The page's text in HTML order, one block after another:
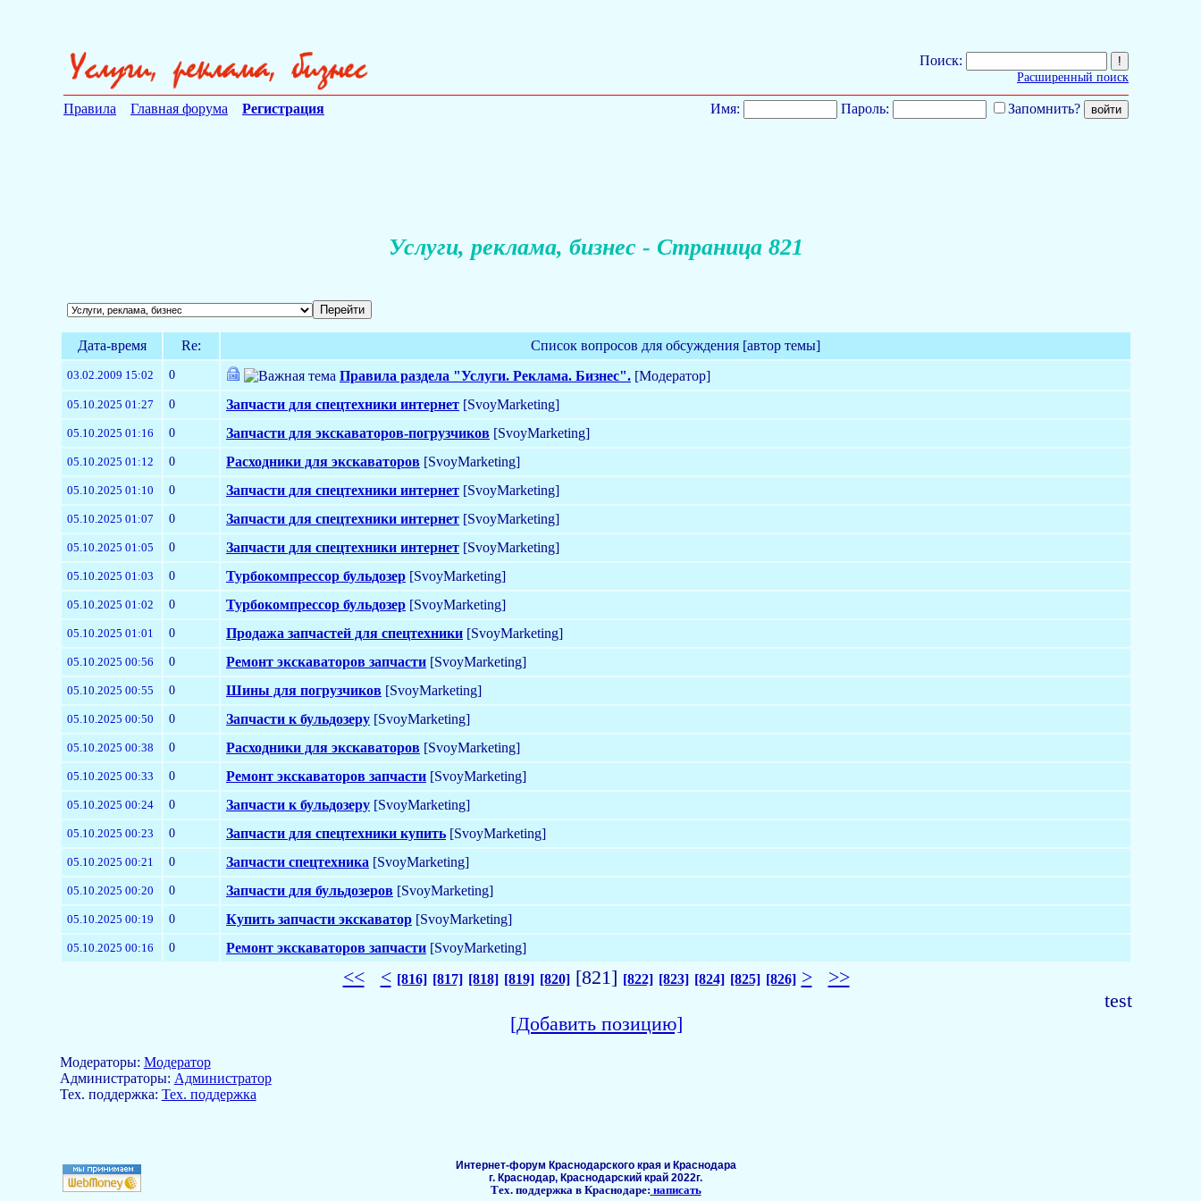
Поиск:
Расширенный поиск
Правила Главная форума Регистрация Имя: Пароль: Запомнить?
Услуги, реклама, бизнес - Страница 821
Дата-время Re: Список вопросов для обсуждения [автор темы]
03.02.2009 15:02 0 Правила раздела "Услуги. Реклама. Бизнес". [Модератор]
05.10.2025 01:27 0 Запчасти для спецтехники интернет [SvoyMarketing]
05.10.2025 01:16 0 Запчасти для экскаваторов-погрузчиков [SvoyMarketing]
05.10.2025 01:12 0 Расходники для экскаваторов [SvoyMarketing]
05.10.2025 01:10 0 Запчасти для спецтехники интернет [SvoyMarketing]
05.10.2025 01:07 0 Запчасти для спецтехники интернет [SvoyMarketing]
05.10.2025 01:05 0 Запчасти для спецтехники интернет [SvoyMarketing]
05.10.2025 01:03 0 Турбокомпрессор бульдозер [SvoyMarketing]
05.10.2025 01:02 0 Турбокомпрессор бульдозер [SvoyMarketing]
05.10.2025 01:01 0 Продажа запчастей для спецтехники [SvoyMarketing]
05.10.2025 00:56 0 Ремонт экскаваторов запчасти [SvoyMarketing]
05.10.2025 00:55 0 Шины для погрузчиков [SvoyMarketing]
05.10.2025 00:50 0 Запчасти к бульдозеру [SvoyMarketing]
05.10.2025 00:38 0 Расходники для экскаваторов [SvoyMarketing]
05.10.2025 00:33 0 Ремонт экскаваторов запчасти [SvoyMarketing]
05.10.2025 00:24 0 Запчасти к бульдозеру [SvoyMarketing]
05.10.2025 00:23 0 Запчасти для спецтехники купить [SvoyMarketing]
05.10.2025 00:21 0 Запчасти спецтехника [SvoyMarketing]
05.10.2025 00:20 0 Запчасти для бульдозеров [SvoyMarketing]
05.10.2025 00:19 0 Купить запчасти экскаватор [SvoyMarketing]
05.10.2025 00:16 0 Ремонт экскаваторов запчасти [SvoyMarketing]
<< < [816] [817] [818] [819] [820][821] [822] [823] [824] [825] [826] >
>>
test
[Добавить позицию]
Модераторы: Модератор
Aдминистраторы: Администратор
Тех. поддержка: Тех. поддержка
Интернет-форум Краснодарского края и Краснодара
г. Краснодар, Краснодарский край 2022г.
Тех. поддержка в Краснодаре: написать